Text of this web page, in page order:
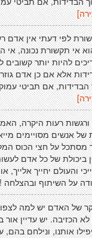
לפי דעתי אין אדם
אי תקשורת נכונה, אי
להיות יותר קשובים
אלא אם כן אדם
הבדידות, אם תביטי
רעות היקרה,
של אנשים מסויימים
מסתכל על חצי הכוס
ביכולת של כל אדם
והעולם יחייך
על השיתוף ובהצלחה !
של האדם יש למה
הכזיבה. יש עדיין אור
אותנו, ונילחם